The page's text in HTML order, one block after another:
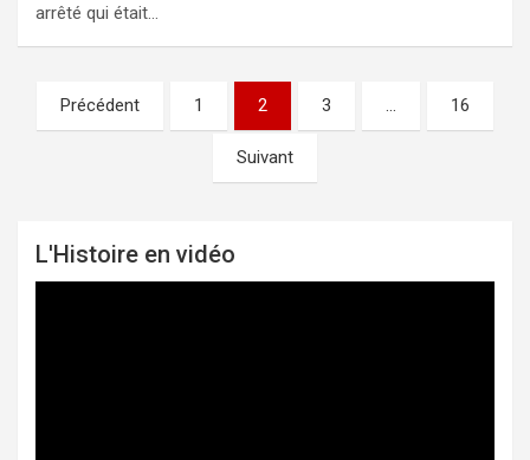
arrêté qui était…
Pagination
Précédent 1 2 3 16
Suivant
L'Histoire en vidéo